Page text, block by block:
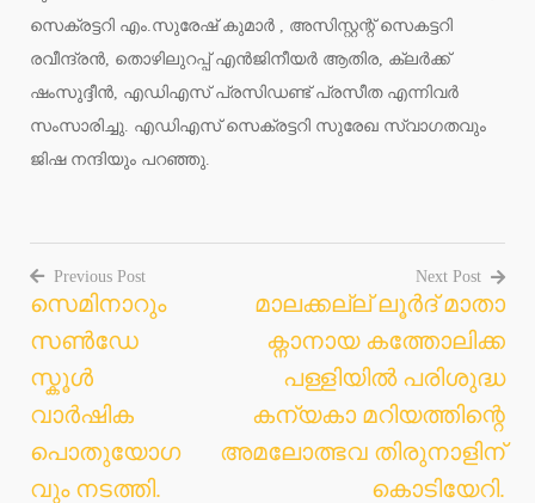
സെക്രട്ടറി എം.സുരേഷ് കുമാർ , അസിസ്റ്റന്റ് സെകട്ടറി
രവീന്ദ്രൻ, തൊഴിലുറപ്പ് എൻജിനീയർ ആതിര, ക്ലർക്ക്
ഷംസുദ്ദീൻ, എഡിഎസ് പ്രസിഡണ്ട് പ്രസീത എന്നിവർ
സംസാരിച്ചു. എഡിഎസ് സെക്രട്ടറി സുരേഖ സ്വാഗതവും
ജിഷ നന്ദിയും പറഞ്ഞു.
Post
navigation
Previous Post
സെമിനാറും
സൺഡേ
സ്കൂൾ
വാർഷിക
പൊതുയോഗ
വും നടത്തി.
Next Post
മാലക്കല്ല് ലൂർദ് മാതാ
ക്നാനായ കത്തോലിക്ക
പള്ളിയിൽ പരിശുദ്ധ
കന്യകാ മറിയത്തിന്റെ
അമലോത്ഭവ തിരുനാളിന്
കൊടിയേറി.